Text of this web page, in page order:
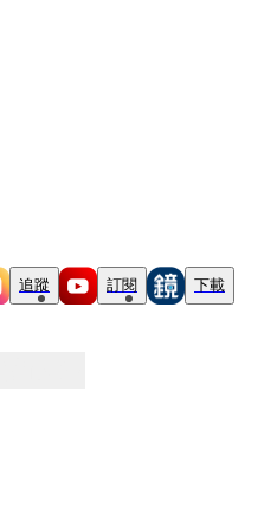
追蹤 訂閱 下載